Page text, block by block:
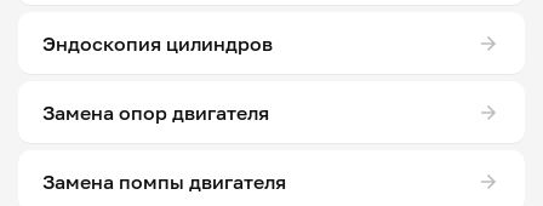
Эндоскопия цилиндров
Замена опор двигателя
Замена помпы двигателя